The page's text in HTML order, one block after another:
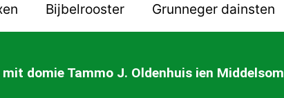
Bijbelrooster Grunneger dainsten
domie Tammo J. Oldenhuis ien Middelsom